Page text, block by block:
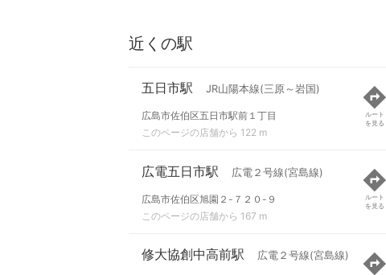
近くの駅
五日市駅 JR山陽本線(三原～岩国)
広島市佐伯区五日市駅前１丁目
このページの店舗から 122 m
ルート
を見る
広電五日市駅 広電２号線(宮島線)
広島市佐伯区旭園２-７２０-９
このページの店舗から 167 m
ルート
を見る
修大協創中高前駅 広電２号線(宮島線)